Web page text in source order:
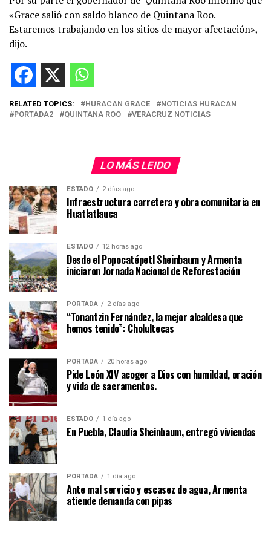
«Grace salió con saldo blanco de Quintana Roo.
Estaremos trabajando en los sitios de mayor afectación»,
dijo.
RELATED TOPICS: HURACAN GRACE
NOTICIAS HURACAN
PORTADA2
QUINTANA ROO VERACRUZ NOTICIAS
LO MÁS LEIDO
ESTADO 2 días ago
Infraestructura carretera y obra comunitaria en
Huatlatlauca
ESTADO 12 horas ago
Desde el Popocatépetl Sheinbaum y Armenta
iniciaron Jornada Nacional de Reforestación
PORTADA 2 días ago
“Tonantzin Fernández, la mejor alcaldesa que
hemos tenido”: Cholultecas
PORTADA 20 horas ago
Pide León XIV acoger a Dios con humildad, oración
y vida de sacramentos.
ESTADO 1 día ago
En Puebla, Claudia Sheinbaum, entregó viviendas
PORTADA 1 día ago
Ante mal servicio y escasez de agua, Armenta
atiende demanda con pipas